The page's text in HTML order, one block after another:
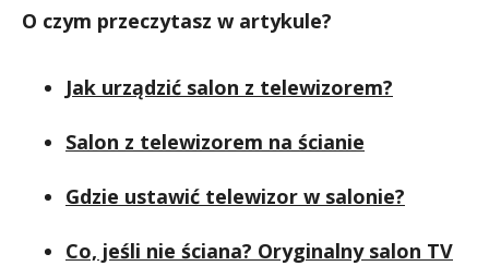
O czym przeczytasz w artykule?
Jak urządzić salon z telewizorem?
Salon z telewizorem na ścianie
Gdzie ustawić telewizor w salonie?
Co, jeśli nie ściana? Oryginalny salon TV